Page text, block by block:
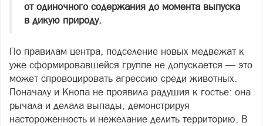
от одиночного содержания до момента выпуска
в дикую природу.
По правилам центра, подселение новых медвежат к
уже сформировавшейся группе не допускается — это
может спровоцировать агрессию среди животных.
Поначалу и Кнопа не проявила радушия к гостье: она
рычала и делала выпады, демонстрируя
настороженность и нежелание делить территорию. В